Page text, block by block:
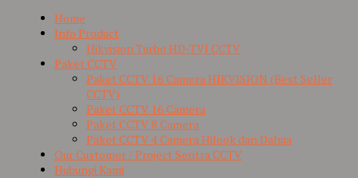
Home
Info Product
Hikvision Turbo HD-TVI CCTV
Paket CCTV
Paket CCTV 16 Camera HIKVISION (Best Seller
CCTV)
Paket CCTV 16 Camera
Paket CCTV 8 Camera
Paket CCTV 4 Camera Hilook dan Dahua
Our Customer / Project Sentra CCTV
Hubungi Kami